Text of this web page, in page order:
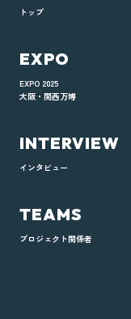
トップ
EXPO
EXPO 2025
大阪・関西万博
INTERVIEW
インタビュー
TEAMS
プロジェクト関係者